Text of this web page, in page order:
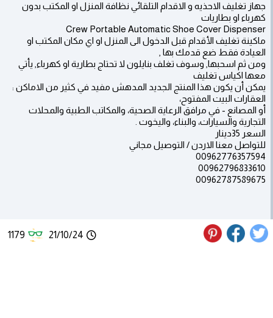
جهاز تغليف الاحذيه و الاقدام التلقائي نظافة المنزل او المكتب بدون
كهرباء او بطاريات
Crew Portable Automatic Shoe Cover Dispenser
ماكينة تغليف الأقدام قبل الدخول الى المنزل او اي مكان المكتب او
العيادة فقط ضع قدمك بها ,
ومن ثم اسحبها, وسوف تغلف بنايلون لا تحتاج بطارية او كهرباء, يأتي
معها اكياس تغليف
يمكن أن يكون هذا المنتج الجديد المدهش مفيد في كثير من الاماكن :
العقارات البيت المفتوح،
أو المصانع - في مرافق الرعاية الصحية، والمكاتب الطبية والمحلات
التجارية والسيارات، والبناء، واليخوت .
السعر 35دينار
للتواصل معنا الاردن / التوصيل مجاني
00962776357594
00962796833610
00962787589675
21/10/24
1179